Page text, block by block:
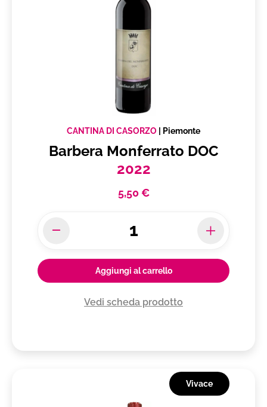
CANTINA DI CASORZO | Piemonte
Barbera Monferrato DOC
2022
5,50 €
Aggiungi al carrello
Vedi scheda prodotto
Vivace
Vuoi ricevere i tuoi prodotti in
Italia
Subtotale
0,00 €
Totale0.00€